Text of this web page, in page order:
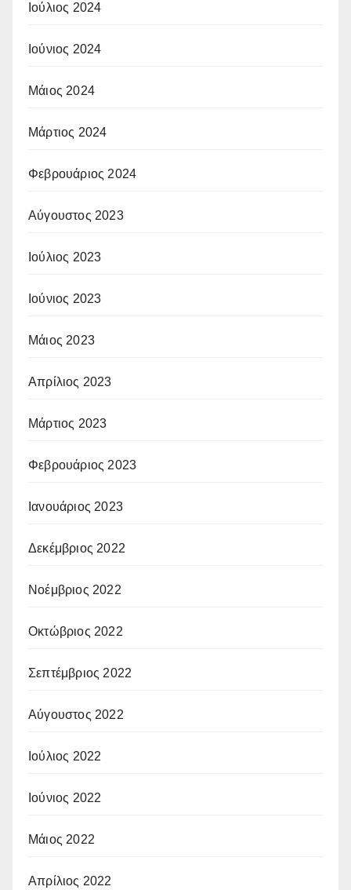
Ιούλιος 2024
Ιούνιος 2024
Μάιος 2024
Μάρτιος 2024
Φεβρουάριος 2024
Αύγουστος 2023
Ιούλιος 2023
Ιούνιος 2023
Μάιος 2023
Απρίλιος 2023
Μάρτιος 2023
Φεβρουάριος 2023
Ιανουάριος 2023
Δεκέμβριος 2022
Νοέμβριος 2022
Οκτώβριος 2022
Σεπτέμβριος 2022
Αύγουστος 2022
Ιούλιος 2022
Ιούνιος 2022
Μάιος 2022
Απρίλιος 2022